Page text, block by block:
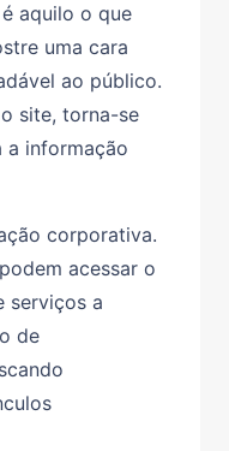
aquilo o que
uma cara
ao público.
site, torna-se
a informação
corporativa.
acessar o
serviços a
de